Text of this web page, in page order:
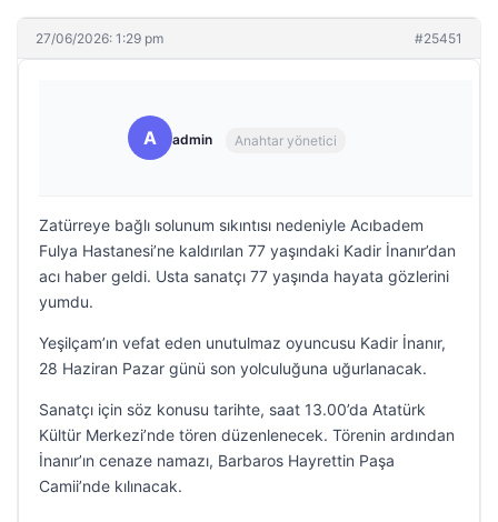
27/06/2026: 1:29 pm #25451
A admin Anahtar yönetici
Zatürreye bağlı solunum sıkıntısı nedeniyle Acıbadem
Fulya Hastanesi’ne kaldırılan 77 yaşındaki Kadir İnanır’dan
acı haber geldi. Usta sanatçı 77 yaşında hayata gözlerini
yumdu.
Yeşilçam’ın vefat eden unutulmaz oyuncusu Kadir İnanır,
28 Haziran Pazar günü son yolculuğuna uğurlanacak.
Sanatçı için söz konusu tarihte, saat 13.00’da Atatürk
Kültür Merkezi’nde tören düzenlenecek. Törenin ardından
İnanır’ın cenaze namazı, Barbaros Hayrettin Paşa
Camii’nde kılınacak.